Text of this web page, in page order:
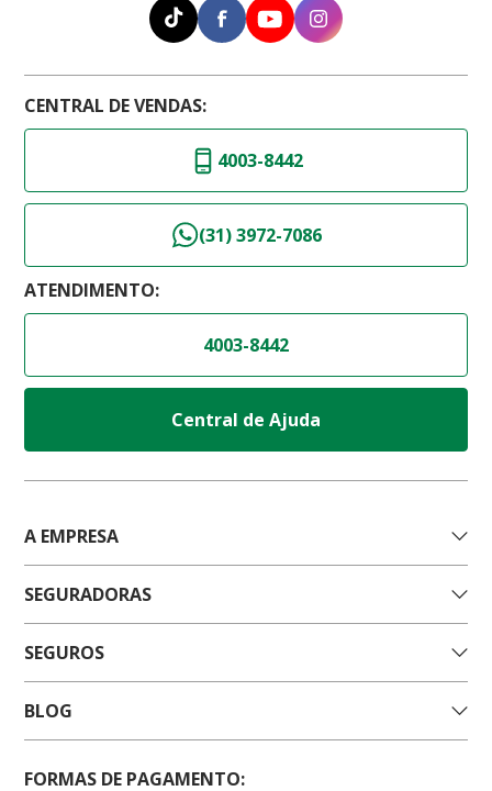
CENTRAL DE VENDAS:
4003-8442
(31) 3972-7086
ATENDIMENTO:
4003-8442
Central de Ajuda
A EMPRESA
SEGURADORAS
SEGUROS
BLOG
FORMAS DE PAGAMENTO: